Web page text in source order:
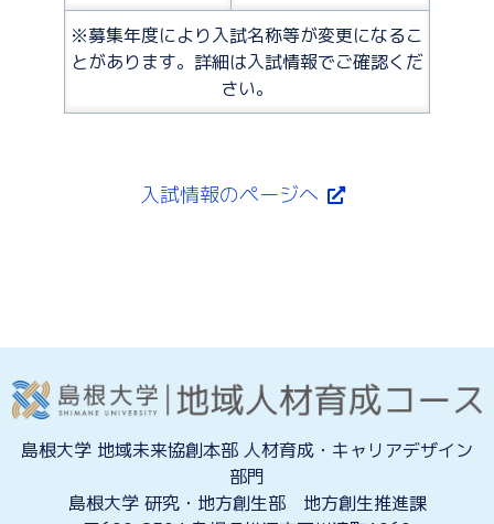
※募集年度により入試名称等が変更になるこ
とがあります。詳細は入試情報でご確認くだ
さい。
入試情報のページへ
島根大学 地域未来協創本部 人材育成・キャリアデザイン
部門
島根大学 研究・地方創生部 地方創生推進課